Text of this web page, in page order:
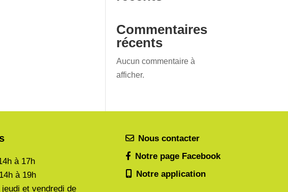
Commentaires
récents
Aucun commentaire à
afficher.
à 17h
14h à 19h
et vendredi de
Nous contacter
Notre page Facebook
Notre application